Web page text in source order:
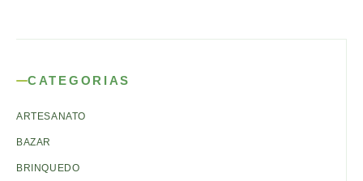
CATEGORIAS
ARTESANATO
BAZAR
BRINQUEDO